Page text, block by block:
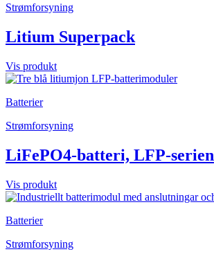
Strømforsyning
Litium Superpack
Vis produkt
Batterier
Strømforsyning
LiFePO4-batteri, LFP-serien
Vis produkt
Batterier
Strømforsyning